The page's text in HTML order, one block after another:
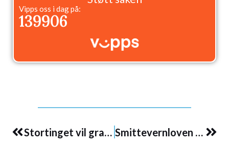
Vipps oss i dag på:
139906
Stortinget vil granske myndighetenes pandemihåndtering Smittevernloven – Departementet holder tilbake viktig informasjon